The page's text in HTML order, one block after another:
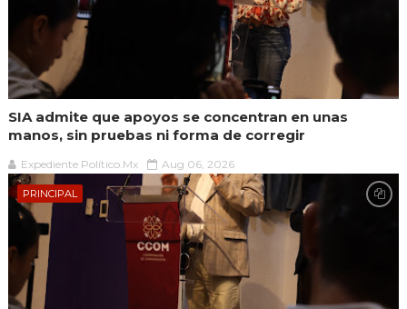
SIA admite que apoyos se concentran en unas
manos, sin pruebas ni forma de corregir
Expediente Político.Mx Aug 06, 2026
PRINCIPAL